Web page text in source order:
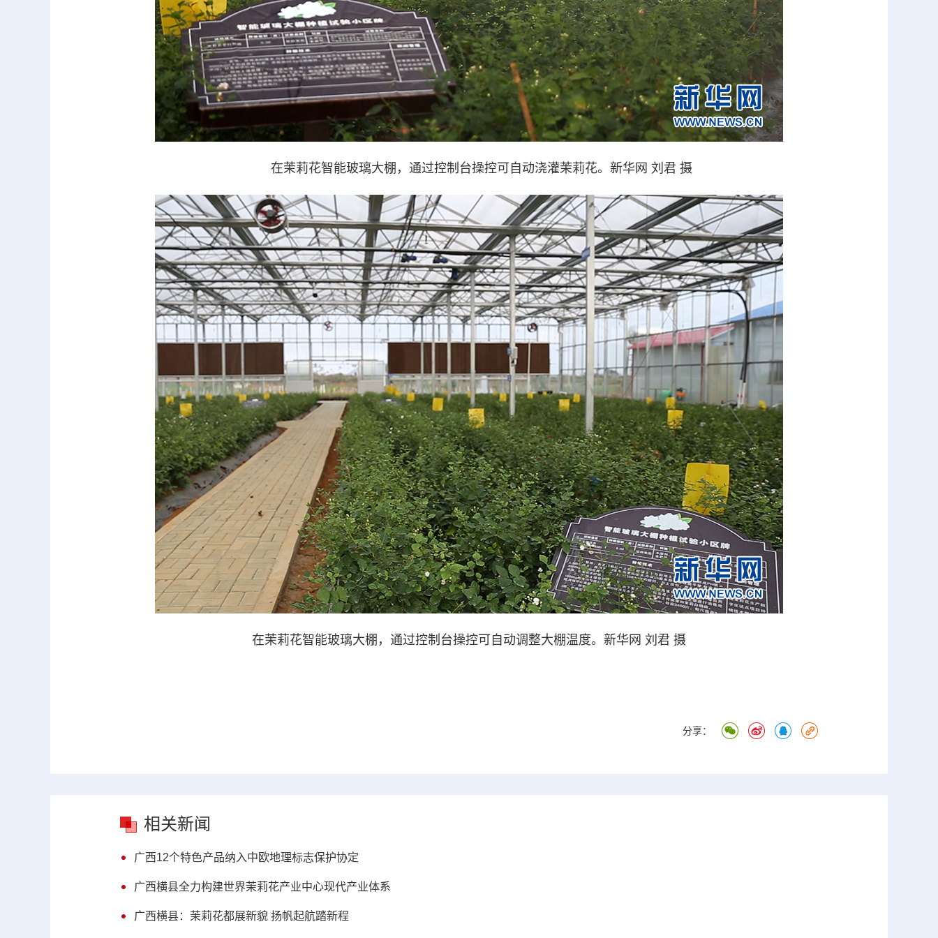
在茉莉花智能玻璃大棚，通过控制台操控可自动浇灌茉莉花。新华网 刘君 摄
在茉莉花智能玻璃大棚，通过控制台操控可自动调整大棚温度。新华网 刘君 摄
分享：
相关新闻
广西12个特色产品纳入中欧地理标志保护协定
广西横县全力构建世界茉莉花产业中心现代产业体系
广西横县：茉莉花都展新貌 扬帆起航踏新程